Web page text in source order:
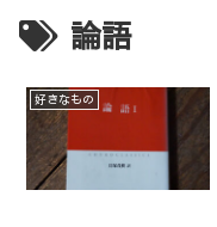
論語
好きなもの